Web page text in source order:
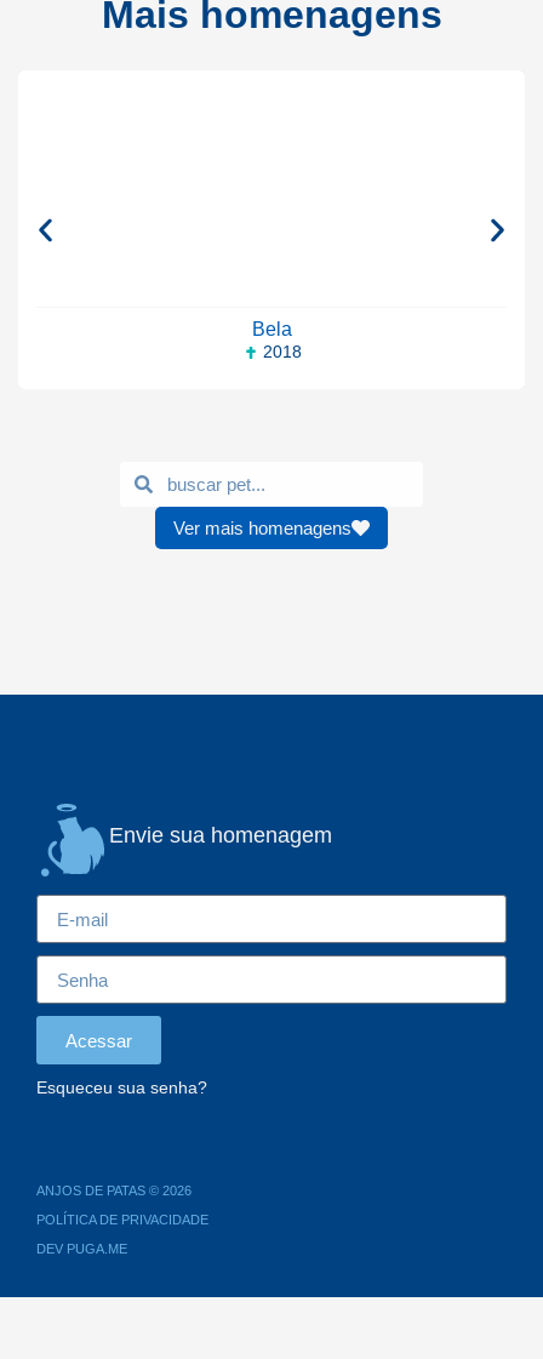
Mais homenagens
Bela
2018
Ver mais homenagens
ANJOS DE PATAS © 2026
POLÍTICA DE PRIVACIDADE
DEV PUGA.ME
Envie sua homenagem
Acessar
Esqueceu sua senha?